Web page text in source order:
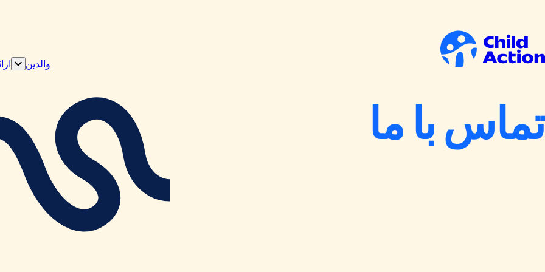
والدین نمایش
تماس با ما